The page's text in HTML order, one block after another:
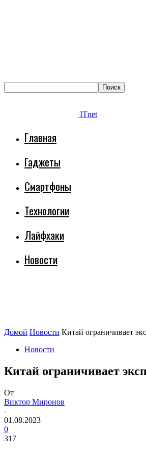
ITnet
Главная
Гаджеты
Смартфоны
Технологии
Лайфхаки
Новости
Домой Новости Китай ограничивает
Новости
Китай ограничивает
От
Виктор Миронов
-
01.08.2023
0
317